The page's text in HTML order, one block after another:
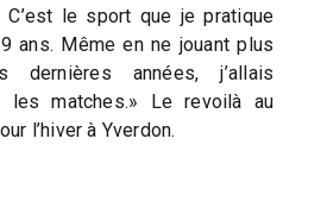
C’est le sport que je pratique
ans. Même en ne jouant plus
dernières années, j’allais
les matches.» Le revoilà au
l’hiver à Yverdon.